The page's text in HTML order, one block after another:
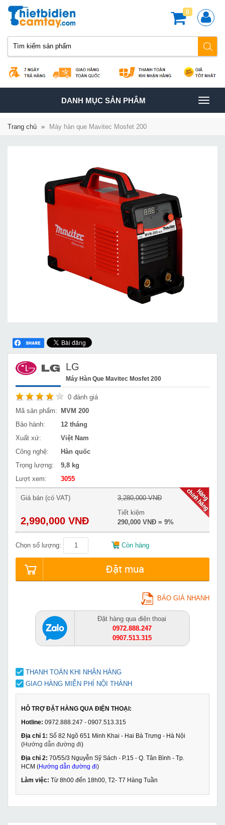
0
TOGGLE
NAVIGATION
DANH MỤC SẢN PHÂM
Trang chủ » Máy hàn que Mavitec Mosfet 200
LG
Máy Hàn Que Mavitec Mosfet 200
0 đánh giá
Mã sản phẩm:
MVM 200
Bảo hành:
12 tháng
Xuất xứ:
Việt Nam
Công nghệ:
Hàn quốc
Trọng lượng:
9,8 kg
Lượt xem:
3055
Giá bán (có VAT)
2,990,000 VNĐ
3,280,000 VNĐ
Tiết kiệm
290,000 VNĐ = 9%
Chọn số lượng: Còn hàng
Đặt mua
BÁO GIÁ NHANH
Đặt hàng qua điện thoại
0972.888.247
0907.513.315
THANH TOÁN KHI NHẬN HÀNG
GIAO HÀNG MIỄN PHÍ NỘI THÀNH
HỖ TRỢ ĐẶT HÀNG QUA ĐIỆN THOẠI:
Hotline: 0972.888.247 - 0907.513.315
Địa chỉ 1: Số 82 Ngõ 651 Minh Khai - Hai Bà Trưng - Hà Nội
(Hướng dẫn đường đi)
Địa chỉ 2: 70/55/3 Nguyễn Sỹ Sách - P.15 - Q. Tân Bình - Tp.
HCM (Hướng dẫn đường đi)
Làm việc: Từ 8h00 đến 18h00, T2- T7 Hàng Tuần